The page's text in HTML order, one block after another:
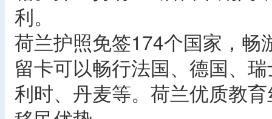
利。
荷兰护照免签174个国家，畅
留卡可以畅行法国、德国、
利时、丹麦等。荷兰优质教